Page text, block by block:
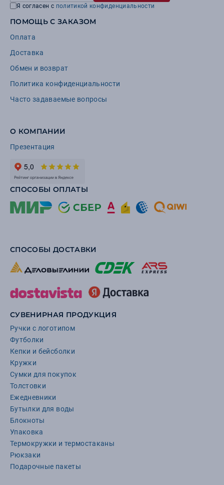
Я согласен с политикой конфиденциальности
ПОМОЩЬ С ЗАКАЗОМ
Оплата
Доставка
Обмен и возврат
Политика конфиденциальности
Часто задаваемые вопросы
О КОМПАНИИ
Презентация
СПОСОБЫ ОПЛАТЫ
СПОСОБЫ ДОСТАВКИ
СУВЕНИРНАЯ ПРОДУКЦИЯ
Ручки с логотипом
Футболки
Кепки и бейсболки
Кружки
Сумки для покупок
Толстовки
Ежедневники
Бутылки для воды
Блокноты
Упаковка
Термокружки и термостаканы
Рюкзаки
Подарочные пакеты